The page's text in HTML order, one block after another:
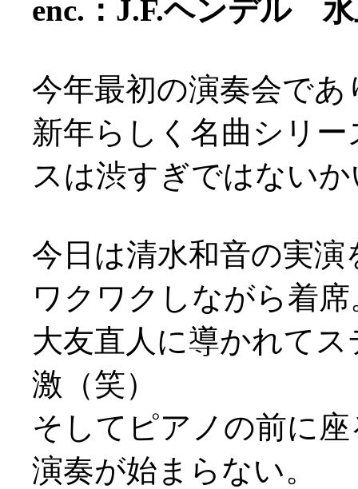
enc.：J.F.ヘンデル
今年最初の演奏会であ
新年らしく名曲シリ
スは渋すぎではない
今日は清水和音の実
ワクワクしながら着席
大友直人に導かれて
激（笑）
そしてピアノの前に
演奏が始まらない。